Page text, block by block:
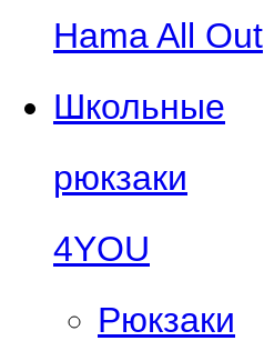
Hama All Out
Школьные
рюкзаки
4YOU
Рюкзаки